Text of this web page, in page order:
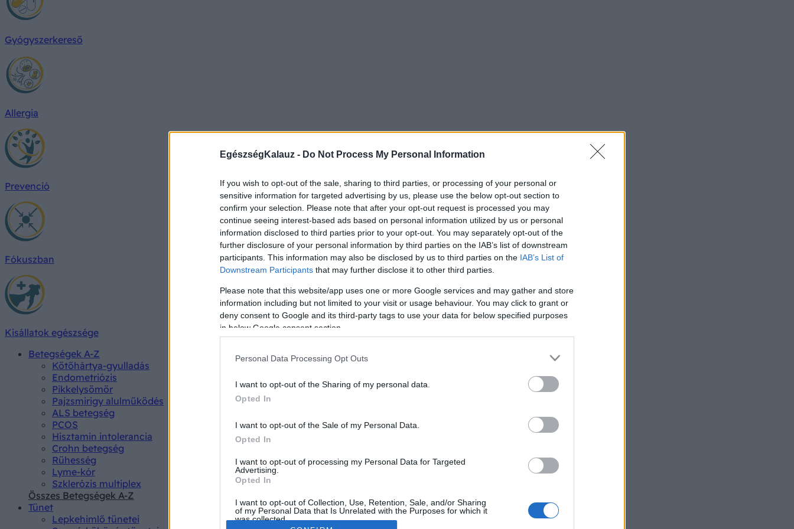
EgészségKalauz - Do Not Process My Personal Information
If you wish to opt-out of the sale, sharing to third parties, or processing of your personal or
sensitive information for targeted advertising by us, please use the below opt-out section to
confirm your selection. Please note that after your opt-out request is processed you may
continue seeing interest-based ads based on personal information utilized by us or personal
information disclosed to third parties prior to your opt-out. You may separately opt-out of the
further disclosure of your personal information by third parties on the IAB’s list of downstream
participants. This information may also be disclosed by us to third parties on the IAB’s List of
Downstream Participants that may further disclose it to other third parties.
Please note that this website/app uses one or more Google services and may gather and store
information including but not limited to your visit or usage behaviour. You may click to grant or
deny consent to Google and its third-party tags to use your data for below specified purposes
in below Google consent section.
Personal Data Processing Opt Outs
I want to opt-out of the Sharing of my personal data.
Opted In
I want to opt-out of the Sale of my Personal Data.
Opted In
I want to opt-out of processing my Personal Data for Targeted
Advertising.
Opted In
I want to opt-out of Collection, Use, Retention, Sale, and/or Sharing
of my Personal Data that Is Unrelated with the Purposes for which it
was collected.
Gyógyszerkereső
Allergia
Prevenció
Fókuszban
Kisállatok egészsége
Betegségek A-Z
Kötőhártya-gyulladás
Endometriózis
Pikkelysömör
Pajzsmirigy alulműködés
ALS betegség
PCOS
Hisztamin intolerancia
Crohn betegség
Rühesség
Lyme-kór
Szklerózis multiplex
Összes Betegségek A-Z
Tünet
Lepkehimlő tünetei